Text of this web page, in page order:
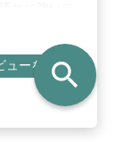
面から3 1/4
、ボウル、
サイズで
イズにしっ
。 / 2つ以
大きな卓上
ューを書く
search